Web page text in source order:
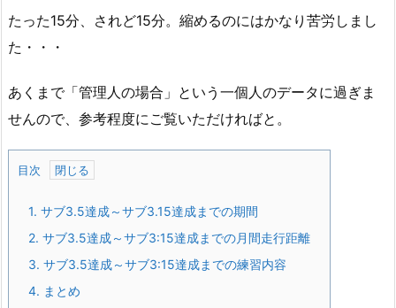
たった15分、されど15分。縮めるのにはかなり苦労しまし
た・・・
あくまで「管理人の場合」という一個人のデータに過ぎま
せんので、参考程度にご覧いただければと。
目次
1. サブ3.5達成～サブ3.15達成までの期間
2. サブ3.5達成～サブ3:15達成までの月間走行距離
3. サブ3.5達成～サブ3:15達成までの練習内容
4. まとめ